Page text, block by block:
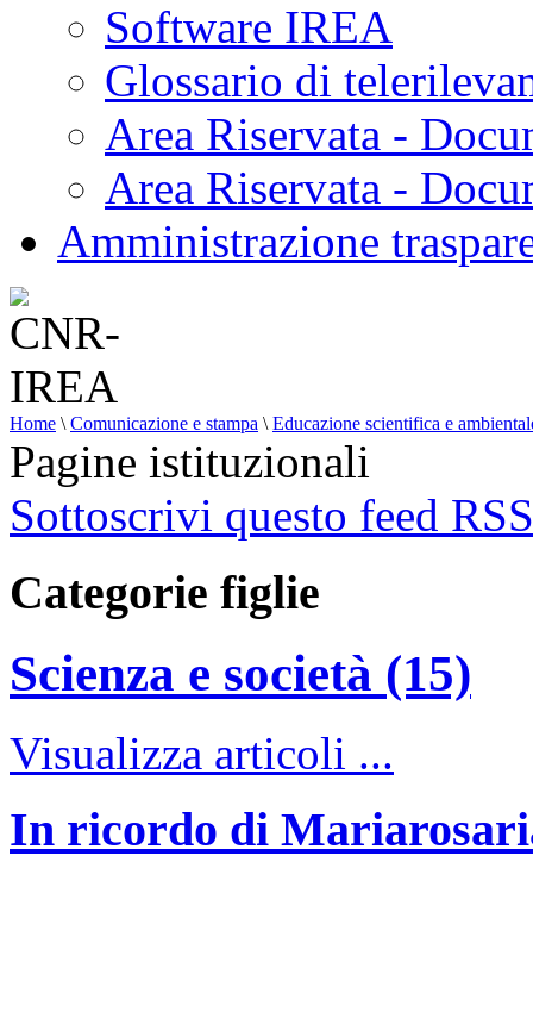
Software IREA
Glossario di
Area Riservata -
Area Riservata -
Amministrazione
Home \ Comunicazione e stampa \ Educazione scientifica e
Pagine istituzionali
Sottoscrivi questo feed RSS
Categorie figlie
Scienza e società (15)
Visualizza articoli ...
In ricordo di